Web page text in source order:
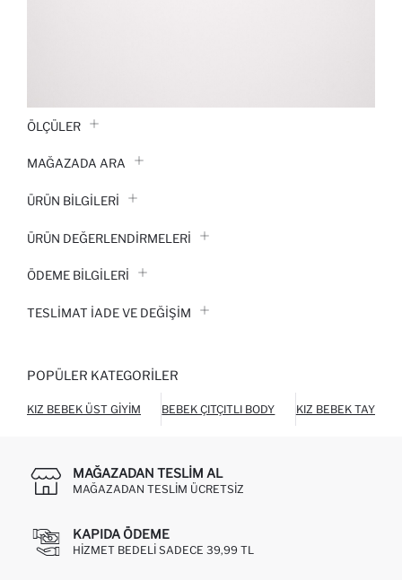
ÖLÇÜLER
MAĞAZADA ARA
ÜRÜN BILGILERI
ÜRÜN DEĞERLENDİRMELERİ
ÖDEME BİLGİLERİ
TESLIMAT İADE VE DEĞIŞIM
POPÜLER KATEGORILER
KIZ BEBEK ÜST GIYIM BEBEK ÇITÇITLI BODY KIZ BEBEK TAYT
MAĞAZADAN TESLIM AL
MAĞAZADAN TESLIM ÜCRETSIZ
KAPIDA ÖDEME
HIZMET BEDELI SADECE 39,99 TL